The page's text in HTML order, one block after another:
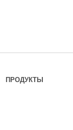
ПРОДУКТЫ